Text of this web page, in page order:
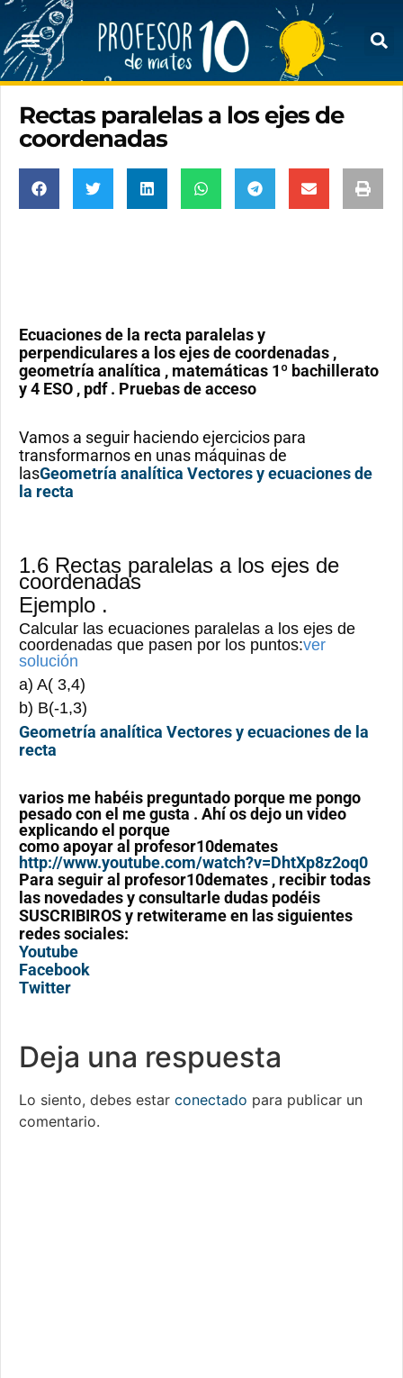
Rectas paralelas a los ejes de
coordenadas
Ecuaciones de la recta paralelas y
perpendiculares a los ejes de coordenadas ,
geometría analítica , matemáticas 1º bachillerato
y 4 ESO , pdf . Pruebas de acceso
Vamos a seguir haciendo ejercicios para
transformarnos en unas máquinas de
lasGeometría analítica Vectores y ecuaciones de
la recta
1.6 Rectas paralelas a los ejes de
coordenadas
Ejemplo .
Calcular las ecuaciones paralelas a los ejes de
coordenadas que pasen por los puntos:ver
solución
a) A( 3,4)
b) B(-1,3)
Geometría analítica Vectores y ecuaciones de la
recta
varios me habéis preguntado porque me pongo
pesado con el me gusta . Ahí os dejo un video
explicando el porque
como apoyar al profesor10demates
http://www.youtube.com/watch?v=DhtXp8z2oq0
Para seguir al profesor10demates , recibir todas
las novedades y consultarle dudas podéis
SUSCRIBIROS y retwiterame en las siguientes
redes sociales:
Youtube
Facebook
Twitter
Deja una respuesta
Lo siento, debes estar conectado para publicar un
comentario.